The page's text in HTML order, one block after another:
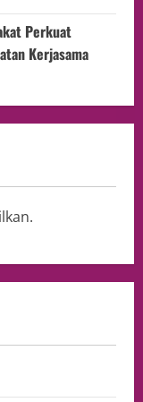
Perkuat
Kerjasama